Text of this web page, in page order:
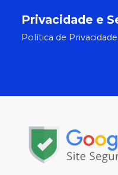
Privacidade e
Política de